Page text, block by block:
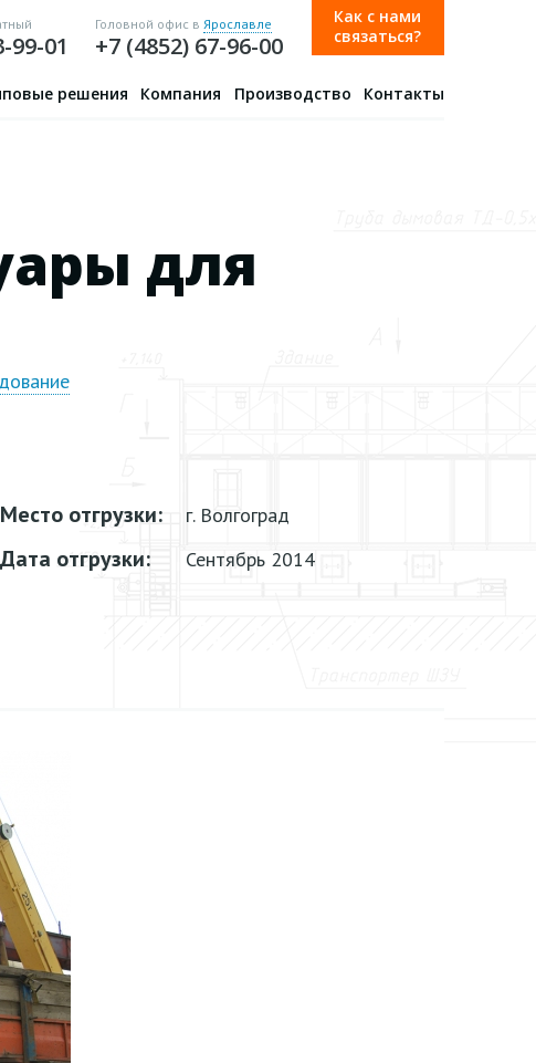
99-01
Головной офис в Ярославле
+7 (4852) 67-96-00
Как с нами
связаться?
решения Компания Производство Контакты
для
Место отгрузки: г. Волгоград
Дата отгрузки: Сентябрь 2014